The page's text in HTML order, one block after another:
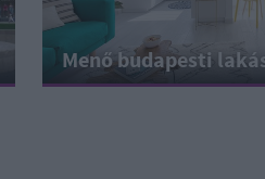
Menő budapesti